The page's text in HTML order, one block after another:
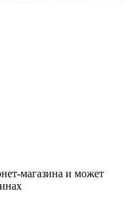
магазина и может